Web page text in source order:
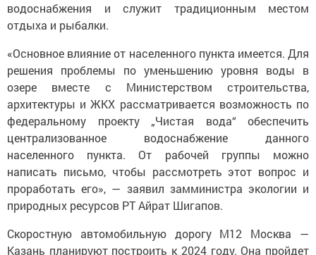
водоснабжения и служит традиционным местом
отдыха и рыбалки.
«Основное влияние от населенного пункта имеется. Для
решения проблемы по уменьшению уровня воды в
озере вместе с Министерством строительства,
архитектуры и ЖКХ рассматривается возможность по
федеральному проекту „Чистая вода“ обеспечить
централизованное водоснабжение данного
населенного пункта. От рабочей группы можно
написать письмо, чтобы рассмотреть этот вопрос и
проработать его», — заявил замминистра экологии и
природных ресурсов РТ Айрат Шигапов.
Скоростную автомобильную дорогу М12 Москва —
Казань планируют построить к 2024 году. Она пройдет